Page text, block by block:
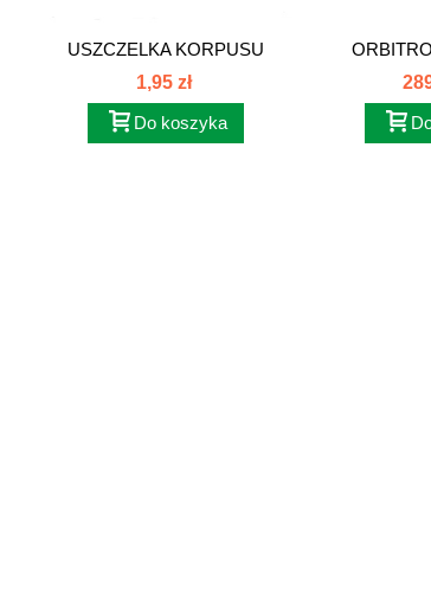
USZCZELKA KORPUSU
FILTRA OLEJU...
1,95 zł
Do koszyka